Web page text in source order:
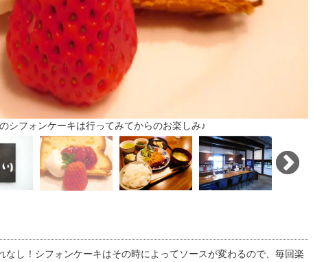
シフォンケーキは行ってみてからのお楽しみ♪
なし！シフォンケーキはその時によってソースが変わるので、毎回楽